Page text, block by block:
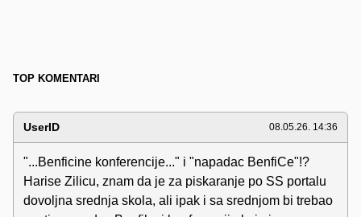
TOP KOMENTARI
UserID 08.05.26. 14:36
"...Benficine konferencije..." i "napadac BenfiCe"!?
Harise Zilicu, znam da je za piskaranje po SS portalu
dovoljna srednja skola, ali ipak i sa srednjom bi trebao